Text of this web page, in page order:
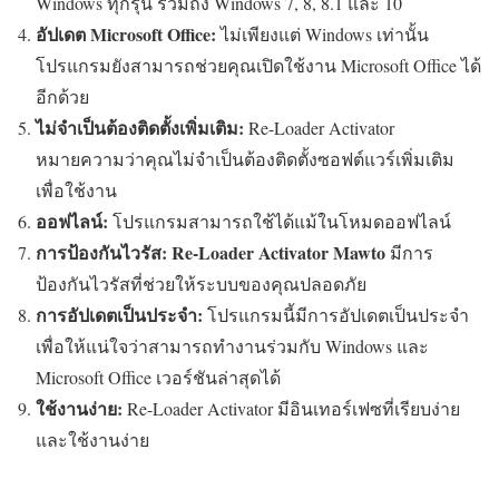
อัปเดต Microsoft Office:ไม่เพียงแต่ Windows เท่านั้น
โปรแกรมยังสามารถช่วยคุณเปิดใช้งาน Microsoft Office ได้
อีกด้วย
ไม่จำเป็นต้องติดตั้งเพิ่มเติม: Re-Loader Activator
หมายความว่าคุณไม่จำเป็นต้องติดตั้งซอฟต์แวร์เพิ่มเติม
เพื่อใช้งาน
ออฟไลน์: โปรแกรมสามารถใช้ได้แม้ในโหมดออฟไลน์
การป้องกันไวรัส: Re-Loader Activator Mawto มีการ
ป้องกันไวรัสที่ช่วยให้ระบบของคุณปลอดภัย
การอัปเดตเป็นประจำ: โปรแกรมนี้มีการอัปเดตเป็นประจำ
เพื่อให้แน่ใจว่าสามารถทำงานร่วมกับ Windows และ
Microsoft Office เวอร์ชันล่าสุดได้
ใช้งานง่าย: Re-Loader Activator มีอินเทอร์เฟซที่เรียบง่าย
และใช้งานง่าย